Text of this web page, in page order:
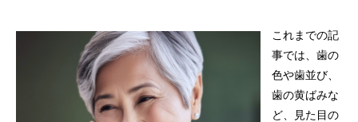
これまでの記
事では、歯の
色や歯並び、
歯の黄ばみな
ど、見た目の